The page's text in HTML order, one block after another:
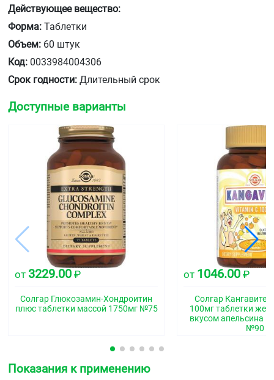
Действующее вещество:
Форма: Таблетки
Объем: 60 штук
Код: 0033984004306
Срок годности: Длительный срок
Доступные варианты
от 3229.00 ₽
Солгар Глюкозамин-Хондроитин
плюс таблетки массой 1750мг №75
от 1046.00 ₽
Солгар
100мг таблетки
вкусом апельсина
№90
Показания к применению